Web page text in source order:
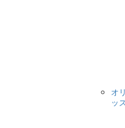
オ
ッ